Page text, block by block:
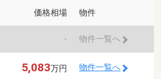
価格相場 物件
- 物件一覧へ
5,083万円 物件一覧へ